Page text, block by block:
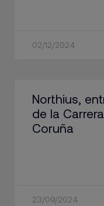
02/12/2024
Northius,
de la
Coruña
23/09/2024